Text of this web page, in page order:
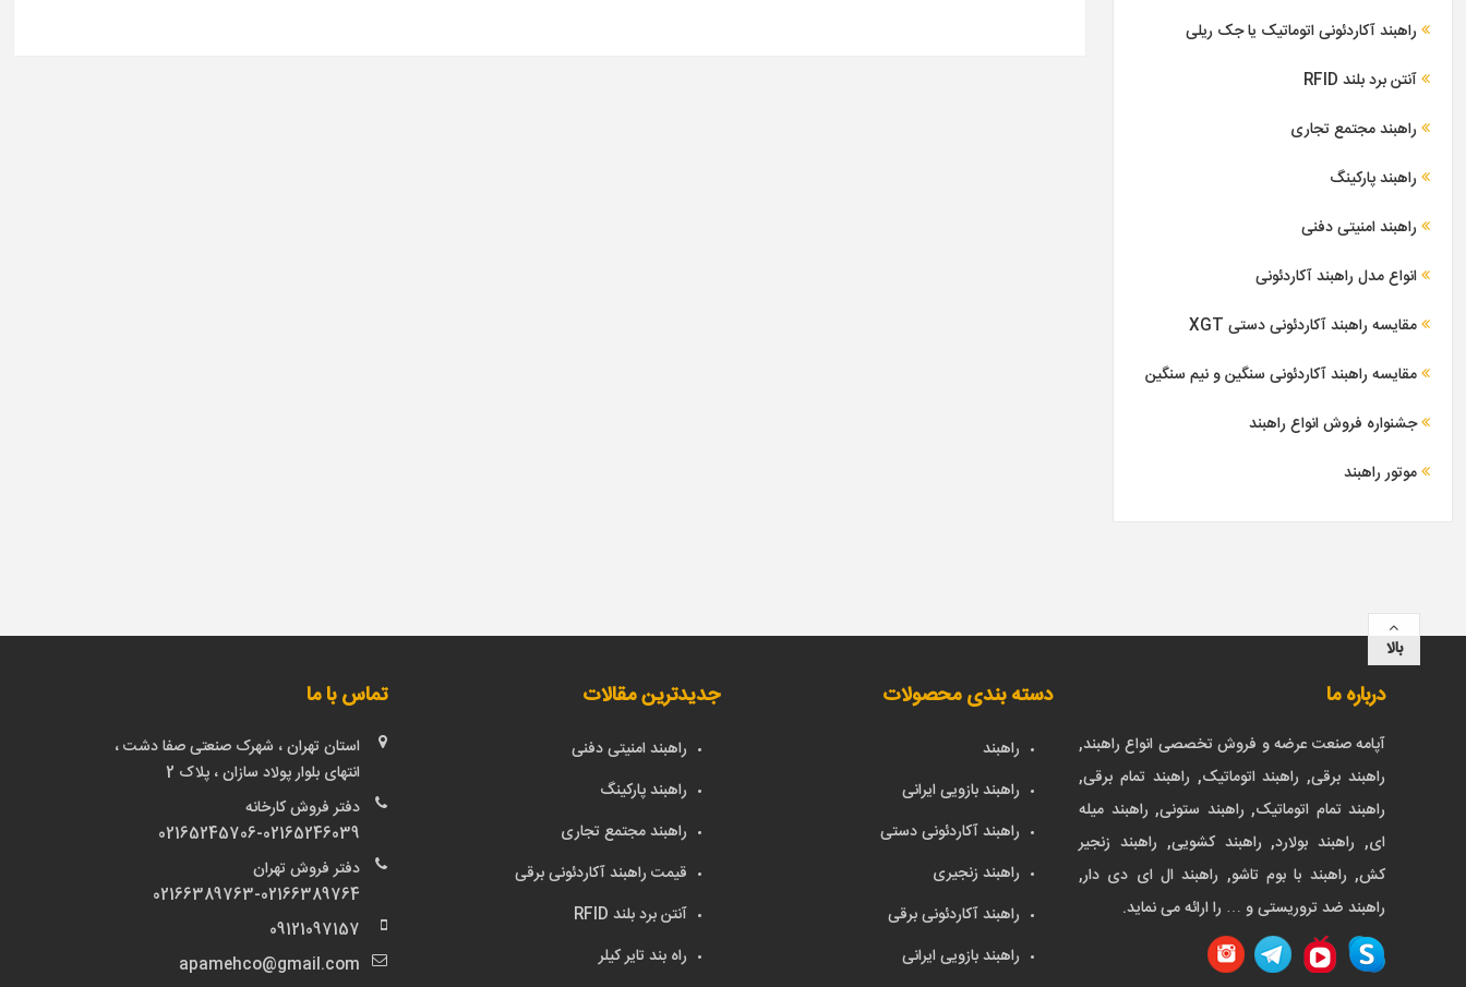
راهبند آکاردئونی اتوماتیک یا جک ریلی
آنتن برد بلند RFID
راهبند مجتمع تجاری
راهبند پارکینگ
راهبند امنیتی دفنی
انواع مدل راهبند آکاردئونی
مقایسه راهبند آکاردئونی دستی XGT
مقایسه راهبند آکاردئونی سنگین و نیم سنگین
جشنواره فروش انواع راهبند
موتور راهبند
بالا
تماس با ما
استان تهران ، شهرک صنعتی صفا دشت ،
انتهای بلوار پولاد سازان ، پلاک 2
دفتر فروش کارخانه
02165245706-02165246039
دفتر فروش تهران
02166389763-02166389764
09121097157
apamehco@gmail.com
جدیدترین مقالات
راهبند امنیتی دفنی
راهبند پارکینگ
راهبند مجتمع تجاری
قیمت راهبند آکاردئونی برقی
آنتن برد بلند RFID
راه بند تایر کیلر
دسته بندی محصولات
راهبند
راهبند بازویی ایرانی
راهبند آکاردئونی دستی
راهبند زنجیری
راهبند آکاردئونی برقی
راهبند بازویی ایرانی
درباره ما
آپامه صنعت عرضه و فروش تخصصی انواع راهبند,
راهبند برقی, راهبند اتوماتیک, راهبند تمام برقی,
راهبند تمام اتوماتیک, راهبند ستونی, راهبند میله
ای, راهبند بولارد, راهبند کشویی, راهبند زنجیر
کش, راهبند با بوم تاشو, راهبند ال ای دی دار,
راهبند ضد تروریستی و … را ارائه می نماید.